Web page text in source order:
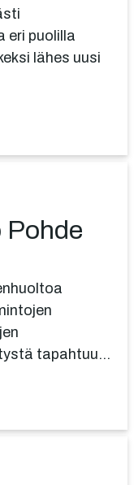
eri puolilla
lähes uusi
Pohde
tapahtuu…